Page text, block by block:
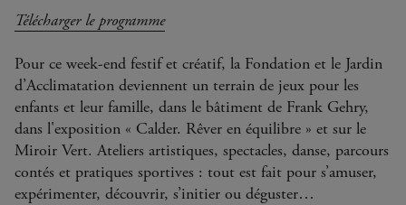
Télécharger le programme
Pour ce week-end festif et créatif, la Fondation et le Jardin
d’Acclimatation deviennent un terrain de jeux pour les
enfants et leur famille, dans le bâtiment de Frank Gehry,
dans l'exposition « Calder. Rêver en équilibre » et sur le
Miroir Vert. Ateliers artistiques, spectacles, danse, parcours
contés et pratiques sportives : tout est fait pour s’amuser,
expérimenter, découvrir, s’initier ou déguster…